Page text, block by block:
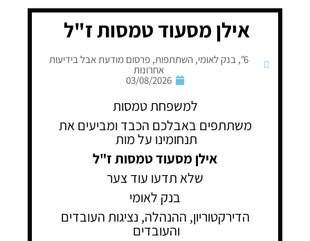
אילן מסעוד טמסות ז"ל
6"
,בנק לאומי,השתתפות,פרסום מודעת אבל בידיעות
אחרונות
03/08/2026
למשפחת טמסות
משתתפים באבלכם הכבד ומביעים את
תנחומינו על מות
אילן מסעוד טמסות ז"ל
שלא תדעו עוד צער
בנק לאומי
הדירקטוריון, ההנהלה, נציגות העובדים
והעובדים